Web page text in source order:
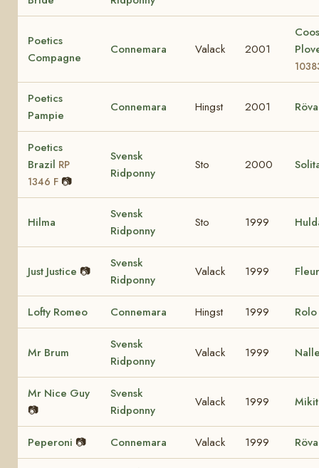
Poetics
Compagne
Connemara Valack 2001
Poetics
Pampie
Connemara Hingst 2001
Poetics
Brazil RP
1346 F 📷
Svensk
Ridponny
Sto 2000
Hilma
Svensk
Ridponny
Sto 1999
Just Justice 📷
Svensk
Ridponny
Valack 1999
Lofty Romeo Connemara Hingst 1999 Rolo
Mr Brum
Svensk
Ridponny
Valack 1999
Mr Nice Guy
📷
Svensk
Ridponny
Valack 1999
Peperoni 📷 Connemara Valack 1999